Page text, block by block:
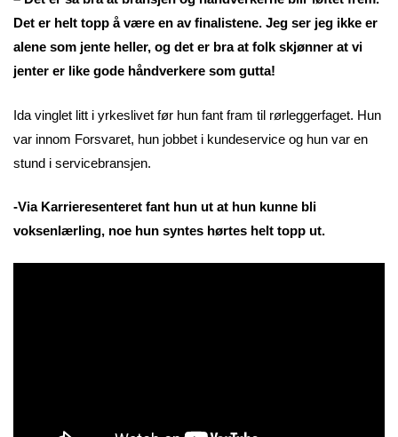
Det er helt topp å være en av finalistene. Jeg ser jeg ikke er
alene som jente heller, og det er bra at folk skjønner at vi
jenter er like gode håndverkere som gutta!
Ida vinglet litt i yrkeslivet før hun fant fram til rørleggerfaget. Hun
var innom Forsvaret, hun jobbet i kundeservice og hun var en
stund i servicebransjen.
-Via Karrieresenteret fant hun ut at hun kunne bli
voksenlærling, noe hun syntes hørtes helt topp ut.